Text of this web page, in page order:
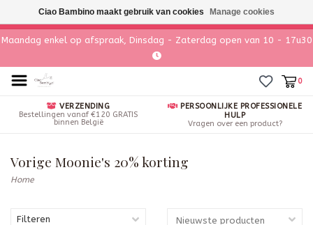
Maandag enkel op afspraak, Dinsdag - Zaterdag open van 10 - 17u30
0
VERZENDING
Bestellingen vanaf €120 GRATIS
binnen België
PERSOONLIJKE PROFESSIONELE
HULP
Vragen over een product?
Vorige Moonie's 20% korting
Home
Filteren
Ciao Bambino maakt gebruik van cookies Manage cookies